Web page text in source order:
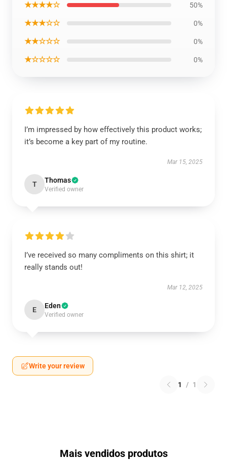
★★★★☆ 50%
★★★☆☆ 0%
★★☆☆☆ 0%
★☆☆☆☆ 0%
I’m impressed by how effectively this product works;
it’s become a key part of my routine.
Mar 15, 2025
T Thomas
Verified owner
I’ve received so many compliments on this shirt; it
really stands out!
Mar 12, 2025
E Eden
Verified owner
Write your review
1 / 1
Mais vendidos produtos